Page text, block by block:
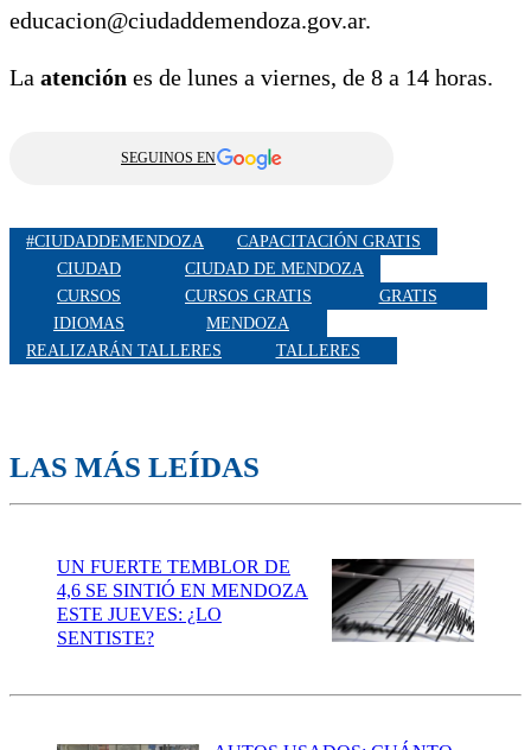
educacion@ciudaddemendoza.gov.ar.
La atención es de lunes a viernes, de 8 a 14 horas.
SEGUINOS EN
#CIUDADDEMENDOZA
CAPACITACIÓN GRATIS
CIUDAD
CIUDAD DE MENDOZA
CURSOS
CURSOS GRATIS
GRATIS
IDIOMAS
MENDOZA
REALIZARÁN TALLERES
TALLERES
LAS MÁS LEÍDAS
UN FUERTE TEMBLOR DE
4,6 SE SINTIÓ EN MENDOZA
ESTE JUEVES: ¿LO
SENTISTE?